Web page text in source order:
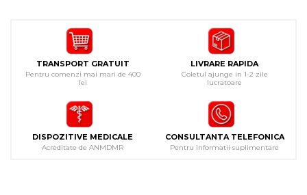
TRANSPORT GRATUIT
Pentru comenzi mai mari de 400
lei
LIVRARE RAPIDA
Coletul ajunge in 1-2 zile
lucratoare
DISPOZITIVE MEDICALE
Acreditate de ANMDMR
CONSULTANTA TELEFONICA
Pentru informatii suplimentare